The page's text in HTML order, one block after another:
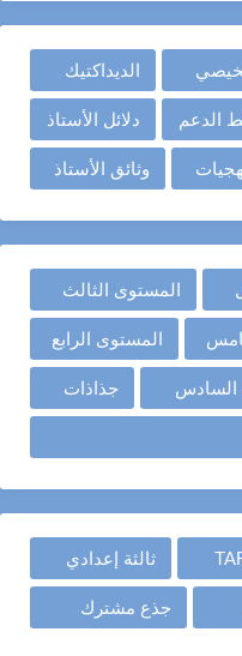
الديداكتيك
الدعم دلائل الأستاذ
وثائق الأستاذ
المستوى الثالث
المستوى الرابع
السادس جذاذات
ثالثة إعدادي
جذع مشترك